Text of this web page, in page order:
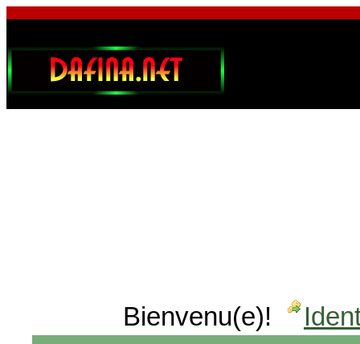
Bienvenu(e)!